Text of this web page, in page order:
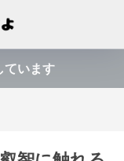
ています